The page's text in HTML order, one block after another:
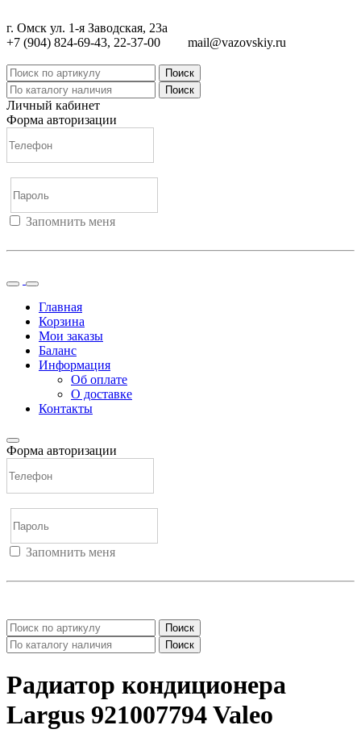
г. Омск ул. 1-я Заводская, 23а
+7 (904) 824-69-43, 22-37-00
mail@vazovskiy.ru
Поиск
Поиск
Личный кабинет
Форма авторизации
Запомнить меня
Главная
Корзина
Мои заказы
Баланс
Информация
Об оплате
О доставке
Контакты
Форма авторизации
Запомнить меня
Поиск
Поиск
Радиатор кондиционера
Largus 921007794 Valeo